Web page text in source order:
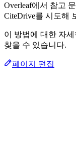
Overleaf에서 참고
CiteDrive를 시도해
이 방법에 대한 자
찾을 수 있습니다.
페이지 편집